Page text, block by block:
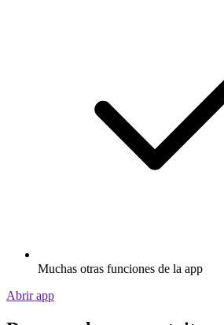
Muchas otras funciones de la app
Abrir app